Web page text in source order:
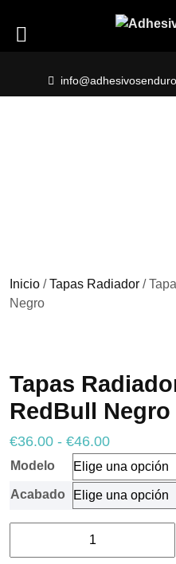
content
Inicio /Tapas Radiador /
Negro
Tapas
RedBull Negro
€36.00 - €46.00Rango
de
precios:
desde
€36.00
Modelo
Acabado
Estas
cookies no
son
opcionales.
Son
necesarias
para que
web.